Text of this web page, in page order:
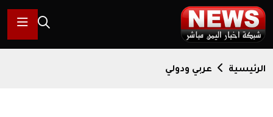
الرئيسية عربي ودولي